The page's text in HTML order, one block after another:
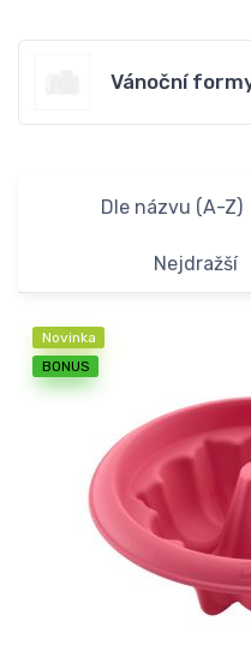
Vánoční
Dle názvu (A-Z)
Nejdražší
Novinka
BONUS